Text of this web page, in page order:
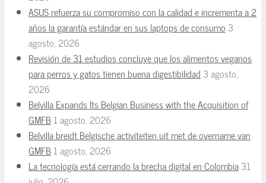
ASUS refuerza su compromiso con la calidad e incrementa a 2
años la garantía estándar en sus laptops de consumo 3
agosto, 2026
Revisión de 31 estudios concluye que los alimentos veganos
para perros y gatos tienen buena digestibilidad 3 agosto,
2026
Belvilla Expands Its Belgian Business with the Acquisition of
GMFB1 agosto, 2026
Belvilla breidt Belgische activiteiten uit met de overname van
GMFB1 agosto, 2026
La tecnología está cerrando la brecha digital en Colombia31